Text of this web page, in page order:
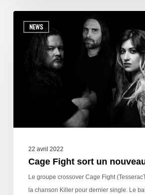
NEWS
22 avril 2022
Cage Fight sort un
Le groupe crossover Cage Fight
la chanson Killer pour dernier single. Le